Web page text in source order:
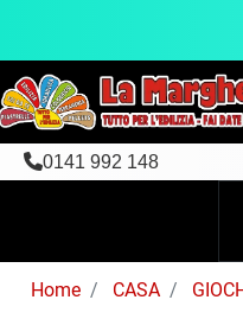
0141 992 148
Home CASA